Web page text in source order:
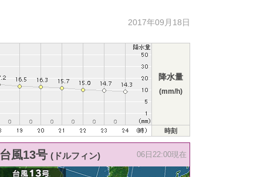
2017年09月18日
降水量
(mm/h)
時刻
台風13号 (ドルフィン) 06日22:00現在